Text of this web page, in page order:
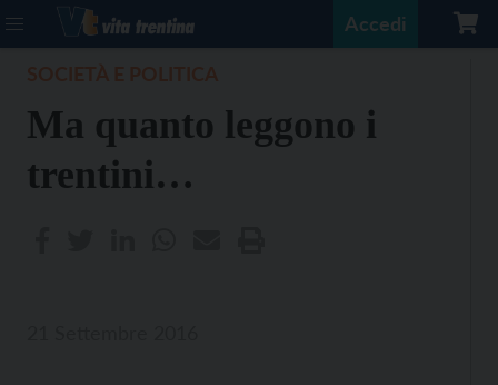
Accedi
Ma quanto leggono i
trentini…